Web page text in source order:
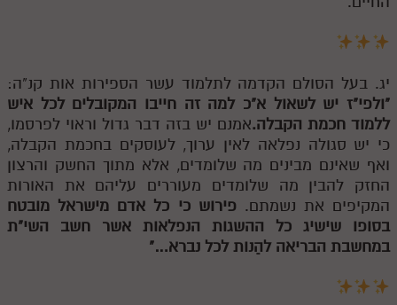
יג. בעל הסולם הקדמה לתלמוד עשר הספירות אות קנ"ה:
"ולפי"ז יש לשאול א"כ למה זה חייבו המקובלים לכל איש
ללמוד חכמת הקבלה.אמנם יש בזה דבר גדול וראוי לפרסמו,
כי יש סגולה נפלאה לאין ערוך, לעוסקים בחכמת הקבלה,
ואף שאינם מבינים מה שלומדים, אלא מתוך החשק והרצון
החזק להבין מה שלומדים מעוררים עליהם את האורות
המקיפים את נשמתם.פירוש כי כל אדם מישראל מובטח
בסופו שישיג כל ההשגות הנפלאות אשר חשב השי"ת
במחשבת הבריאה להַנות לכל נברא…"